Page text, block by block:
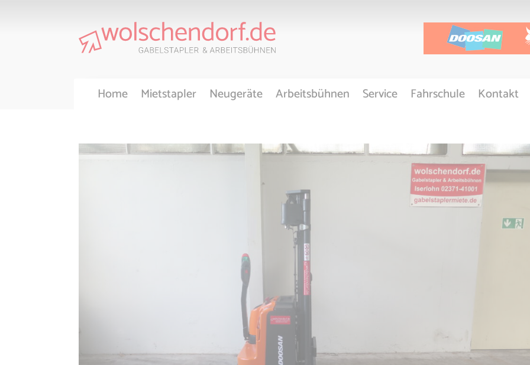
Home Mietstapler Neugeräte Arbeitsbühnen Service Fahrschule Kontakt